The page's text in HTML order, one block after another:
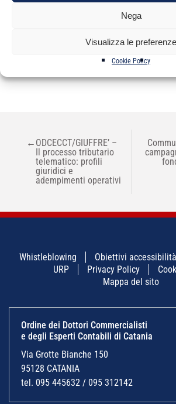
Nega
Visualizza le preferenze
Cookie Policy
Newsletter
NAVIGAZIONE
ARTICOLI
← ODCECCT/GIUFFRE’ –
Il processo tributario
telematico: profili
giuridici e
adempimenti operativi
Whistleblowing Obiettivi accessibilità
URP
Privacy Policy
Mappa del sito
Ordine dei Dottori Commercialisti
e degli Esperti Contabili di Catania
Via Grotte Bianche 150
95128 CATANIA
tel. 095 445632 / 095 312142